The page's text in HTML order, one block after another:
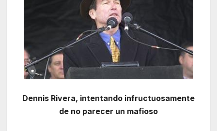
Dennis Rivera, intentando infructuosamente
de no parecer un mafioso